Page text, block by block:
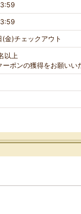
金)チェックアウト
以上
ポンの獲得をお願いい